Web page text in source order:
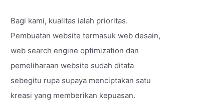
Bagi kami, kualitas ialah prioritas.
Pembuatan website termasuk web desain,
web search engine optimization dan
pemeliharaan website sudah ditata
sebegitu rupa supaya menciptakan satu
kreasi yang memberikan kepuasan.